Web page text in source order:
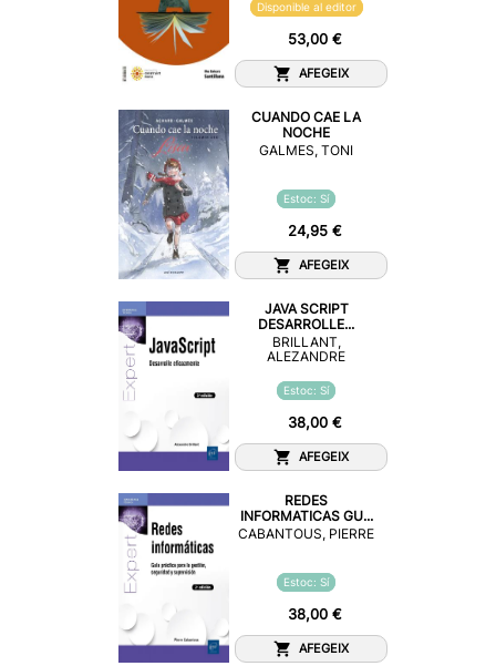
Disponible al editor
53,00 €
AFEGEIX
CUANDO CAE LA
NOCHE
GALMES, TONI
Estoc: Sí
24,95 €
AFEGEIX
JAVA SCRIPT
DESARROLLE...
BRILLANT,
ALEZANDRE
Estoc: Sí
38,00 €
AFEGEIX
REDES
INFORMATICAS GU...
CABANTOUS, PIERRE
Estoc: Sí
38,00 €
AFEGEIX